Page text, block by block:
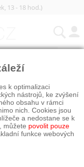
13 - 18 hod.)
k optimalizaci
nástrojů, ke zvýšení
obsahu v rámci
nich. Cookies jsou
a nedostane se k
můžete povolit pouze
funkce webových